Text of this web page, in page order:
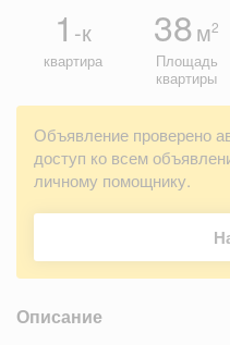
1 -к
квартира
38м2
Площадь
квартиры
Объявление проверено
доступ ко всем
личному помощнику.
Описание